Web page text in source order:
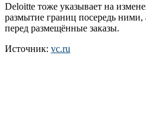
Deloitte тоже указывает на
размытие границ посередь ними,
перед размещённые заказы.
Источник: vc.ru